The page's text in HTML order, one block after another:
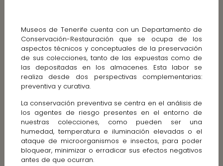
Museos de Tenerife cuenta con un Departamento de
Conservación-Restauración que se ocupa de los
aspectos técnicos y conceptuales de la preservación
de sus colecciones, tanto de las expuestas como de
las depositadas en los almacenes. Esta labor se
realiza desde dos perspectivas complementarias:
preventiva y curativa.
La conservación preventiva se centra en el análisis de
los agentes de riesgo presentes en el entorno de
nuestras colecciones, como pueden ser una
humedad, temperatura e iluminación elevadas o el
ataque de microorganismos e insectos, para poder
bloquear, minimizar o erradicar sus efectos negativos
antes de que ocurran.